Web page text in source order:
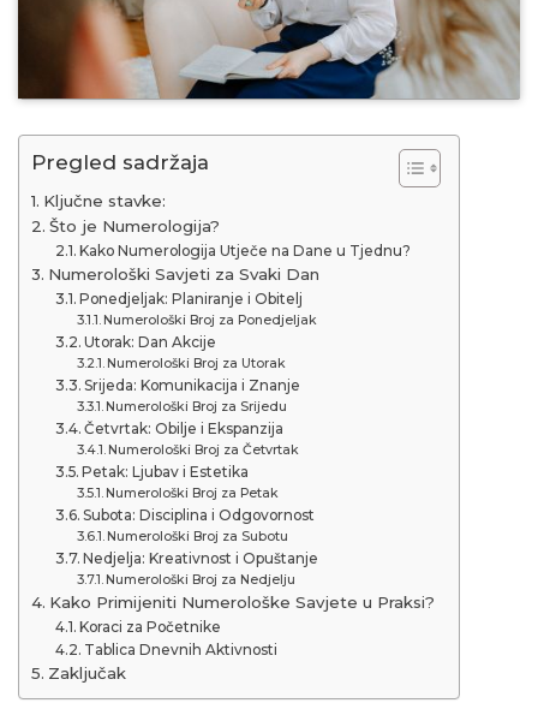
Pregled sadržaja
Ključne stavke:
Što je Numerologija?
Kako Numerologija Utječe na Dane u Tjednu?
Numerološki Savjeti za Svaki Dan
Ponedjeljak: Planiranje i Obitelj
Numerološki Broj za Ponedjeljak
Utorak: Dan Akcije
Numerološki Broj za Utorak
Srijeda: Komunikacija i Znanje
Numerološki Broj za Srijedu
Četvrtak: Obilje i Ekspanzija
Numerološki Broj za Četvrtak
Petak: Ljubav i Estetika
Numerološki Broj za Petak
Subota: Disciplina i Odgovornost
Numerološki Broj za Subotu
Nedjelja: Kreativnost i Opuštanje
Numerološki Broj za Nedjelju
Kako Primijeniti Numerološke Savjete u Praksi?
Koraci za Početnike
Tablica Dnevnih Aktivnosti
Zaključak